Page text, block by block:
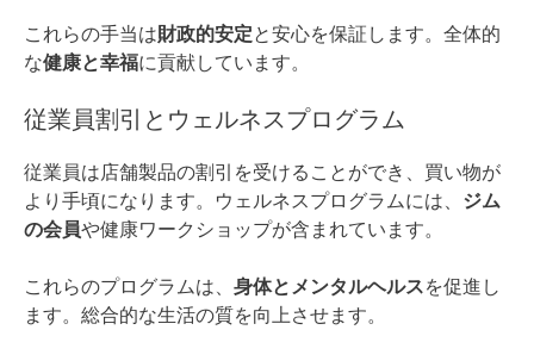
これらの手当は財政的安定と安心を保証します。全体的
な健康と幸福に貢献しています。
従業員割引とウェルネスプログラム
従業員は店舗製品の割引を受けることができ、買い物が
より手頃になります。ウェルネスプログラムには、 ジム
の会員や健康ワークショップが含まれています。
これらのプログラムは、 身体とメンタルヘルスを促進し
ます。総合的な生活の質を向上させます。